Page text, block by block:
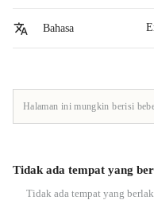
Bahasa
Halaman ini mungkin berisi
Tidak ada tempat yang
Tidak ada tempat yang